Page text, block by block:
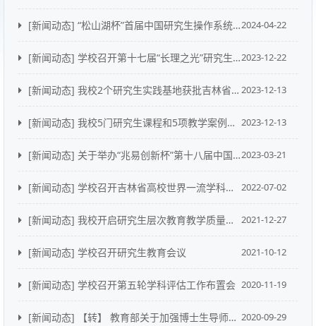
[新闻动态] “松山湖杯”首届中国研究生操作系统开源创新大赛邀请函 2024-04-22
[新闻动态] 学校召开第十七届“长理之光”研究生学术科技节表彰大会 2023-12-22
[新闻动态] 我校2个研究生实践基地获批吉林省产教融合研究生联合培养基地立项建设 2023-12-13
[新闻动态] 我校5门研究生课程和5项教学案例获批2023年吉林省研究生精品示范课程和专业学位研究生教学案例立项建设 2023-12-13
[新闻动态] 关于举办“兆易创新杯”第十八届中国研究生电子设计竞赛的通知 2023-03-21
[新闻动态] 学校召开吉林省高校世界一流学科培育计划立项学科建设任务书评审论证会 2022-07-02
[新闻动态] 我校开启研究生层次教育教学质量提升计划立项 2021-12-27
[新闻动态] 学校召开研究生教育会议 2021-10-12
[新闻动态] 学校召开第五轮学科评估工作布置会 2020-11-19
[新闻动态] 【转】 教育部关于加强博士生导师岗位管理的若干意见 教研〔2020〕11号 2020-09-29